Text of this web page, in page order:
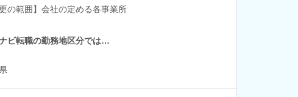
の範囲】会社の定める各事業所
ビ転職の勤務地区分では…